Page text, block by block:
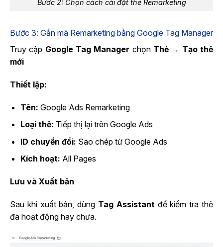
Bước 2: Chọn cách cài đặt thẻ Remarketing
Bước 3: Gắn mã Remarketing bằng Google Tag Manager
Truy cập Google Tag Manager chọn Thẻ → Tạo thẻ
mới
Thiết lập:
Tên: Google Ads Remarketing
Loại thẻ: Tiếp thị lại trên Google Ads
ID chuyển đổi: Sao chép từ Google Ads
Kích hoạt: All Pages
Lưu và Xuất bản
Sau khi xuất bản, dùng Tag Assistantđể kiểm tra thẻ
đã hoạt động hay chưa.